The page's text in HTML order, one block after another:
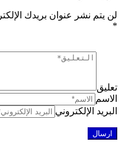
نشر عنوان بريدك الإلكتروني.
الإلكتروني